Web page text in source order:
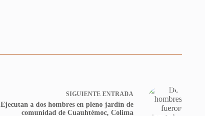
SIGUIENTE ENTRADA
Ejecutan a dos hombres en pleno jardín de
comunidad de Cuauhtémoc, Colima